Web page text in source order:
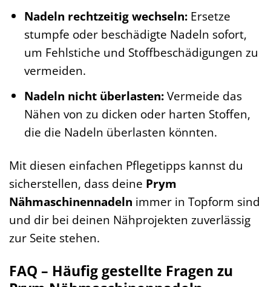
Nadeln rechtzeitig wechseln:Ersetze
stumpfe oder beschädigte Nadeln sofort,
um Fehlstiche und Stoffbeschädigungen zu
vermeiden.
Nadeln nicht überlasten:Vermeide das
Nähen von zu dicken oder harten Stoffen,
die die Nadeln überlasten könnten.
Mit diesen einfachen Pflegetipps kannst du
sicherstellen, dass deine Prym
Nähmaschinennadeln immer in Topform sind
und dir bei deinen Nähprojekten zuverlässig
zur Seite stehen.
FAQ – Häufig gestellte Fragen zu